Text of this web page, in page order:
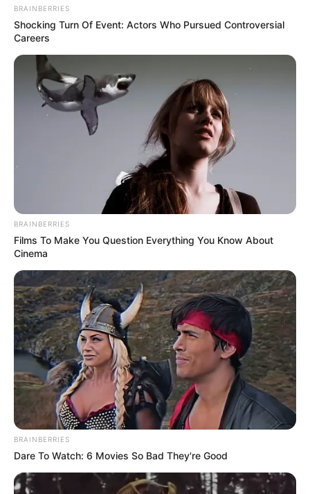
Auf einigen Seiten dieses Projektes sind Affiliate-
Angebote integriert. Wenn etwas darüber gebucht oder
gekauft wird, ist das eine Unterstützung, ohne dass sich
BRAINBERRIES
Shocking Turn Of Event: Actors Who Pursued Controversial
Careers
BRAINBERRIES
Films To Make You Question Everything You Know About
Cinema
BRAINBERRIES
Dare To Watch: 6 Movies So Bad They're Good